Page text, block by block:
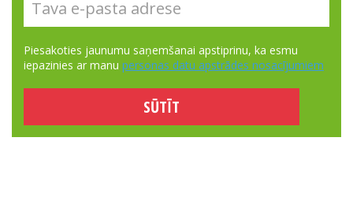
Piesakoties jaunumu saņemšanai apstiprinu, ka esmu
iepazinies ar manu personas datu apstrādes nosacījumiem